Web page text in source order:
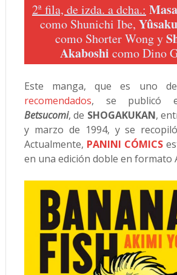
2ª fila, de izda. a dcha.:
como Shunichi Ibe,
como Shorter Wong y
Akaboshi como Dino
Este manga, que es uno
recomendados, se publicó
Betsucomi, de SHOGAKUKAN,
y marzo de 1994, y se
Actualmente, PANINI CÓMICS
en una edición doble en formato